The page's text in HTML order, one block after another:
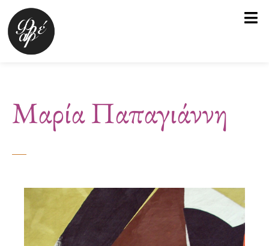
Μετάβαση
στο
περιεχόμενο
Μαρία Παπαγιάννη